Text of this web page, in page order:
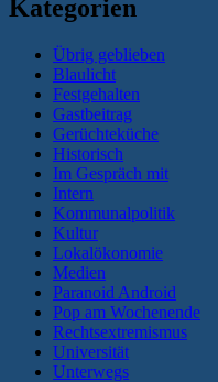
Kategorien
Übrig geblieben
Blaulicht
Festgehalten
Gastbeitrag
Gerüchteküche
Historisch
Im Gespräch mit
Intern
Kommunalpolitik
Kultur
Lokalökonomie
Medien
Paranoid Android
Pop am Wochenende
Rechtsextremismus
Universität
Unterwegs